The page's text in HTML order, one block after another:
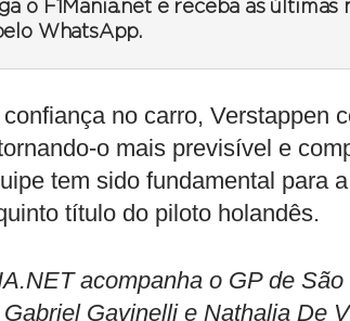
o F1Mania.net e receba as
WhatsApp.
no carro, Verstappen
o mais previsível e
tem sido fundamental para
título do piloto holandês.
acompanha o GP de
Gavinelli e Nathalia De